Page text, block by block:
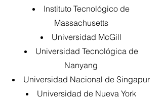
Instituto Tecnológico de
Massachusetts
Universidad McGill
Universidad Tecnológica de
Nanyang
Universidad Nacional de Singapur
Universidad de Nueva York